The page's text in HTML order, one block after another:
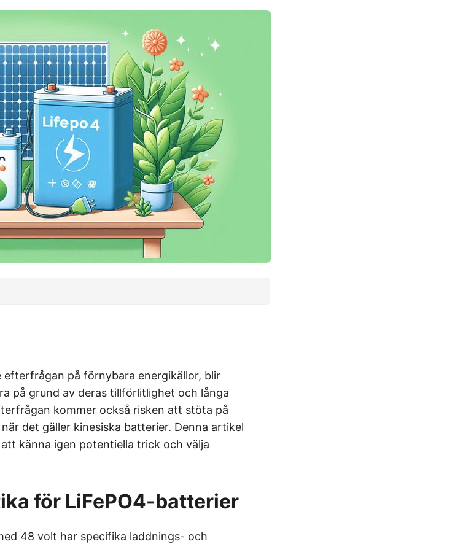
efterfrågan på förnybara energikällor, blir
på grund av deras tillförlitlighet och långa
kommer också risken att stöta på
det gäller kinesiska batterier. Denna artikel
känna igen potentiella trick och välja
för LiFePO4-batterier
48 volt har specifika laddnings- och